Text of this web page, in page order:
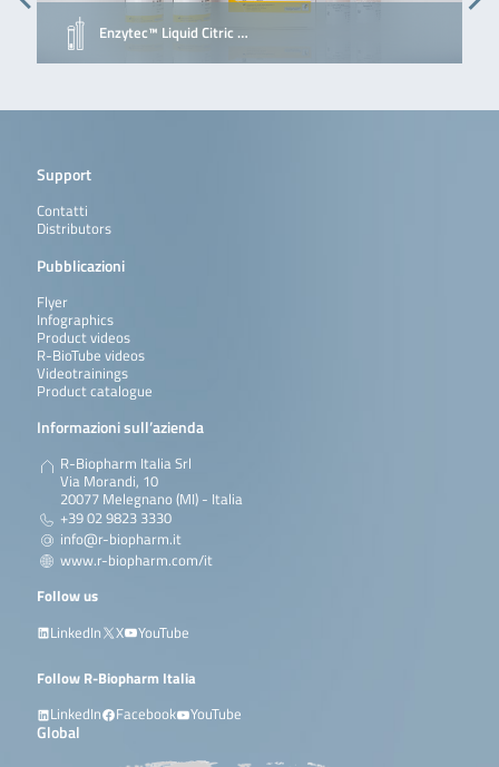
Enzytec™ Liquid Citric …
Support
Contatti
Distributors
Pubblicazioni
Flyer
Infographics
Product videos
R-BioTube videos
Videotrainings
Product catalogue
Informazioni sull’azienda
R-Biopharm Italia Srl
Via Morandi, 10
20077 Melegnano (MI) - Italia
+39 02 9823 3330
info@r-biopharm.it
www.r-biopharm.com/it
Follow us
LinkedIn
X YouTube
Follow R-Biopharm Italia
LinkedIn
Facebook YouTube
Global